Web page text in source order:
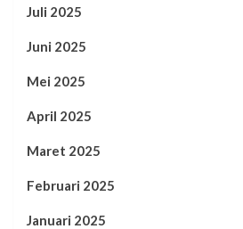
Juli 2025
Juni 2025
Mei 2025
April 2025
Maret 2025
Februari 2025
Januari 2025